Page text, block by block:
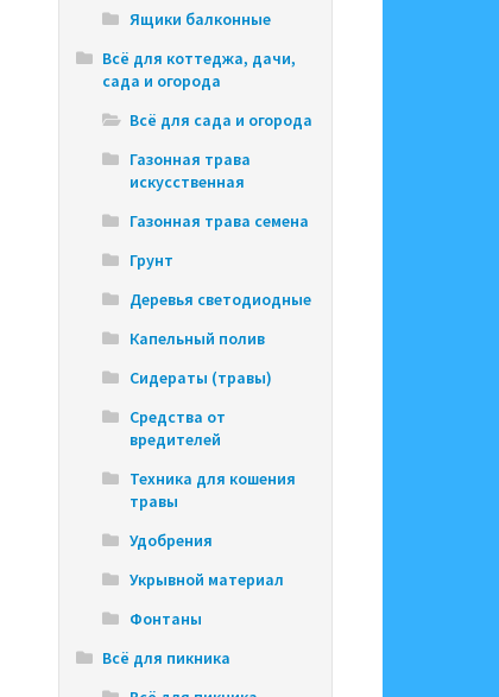
Ящики балконные
Всё для коттеджа, дачи,
сада и огорода
Всё для сада и огорода
Газонная трава
искусственная
Газонная трава семена
Грунт
Деревья светодиодные
Капельный полив
Сидераты (травы)
Средства от
вредителей
Техника для кошения
травы
Удобрения
Укрывной материал
Фонтаны
Всё для пикника